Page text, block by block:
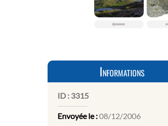
Informations
ID : 3315
Envoyée le :08/12/2006